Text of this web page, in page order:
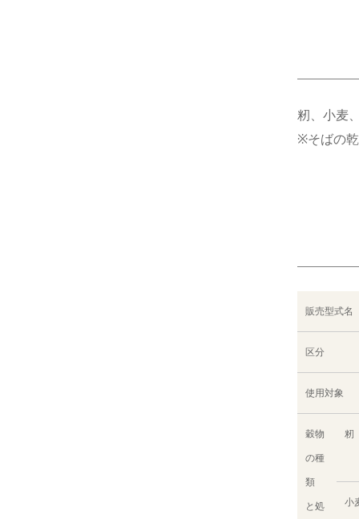
籾、小麦
※そばの
販売型式名
区分
使用対象
穀物
の種
類
と処
籾
小